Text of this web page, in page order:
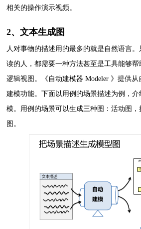
相关的操作演示视频。
2、文本生成图
人对事物的描述用的最多的就是自然语言
读的人，都需要一种方法甚至是工具能够
逻辑视图。《自动建模器 Modeler 》提供
建模功能。下面以用例的场景描述为例，
模。用例的场景可以生成三种图：活动图
图。